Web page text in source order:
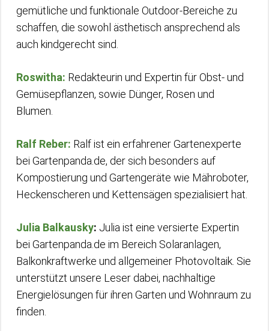
gemütliche und funktionale Outdoor-Bereiche zu
schaffen, die sowohl ästhetisch ansprechend als
auch kindgerecht sind.
Roswitha: Redakteurin und Expertin für Obst- und
Gemüsepflanzen, sowie Dünger, Rosen und
Blumen.
Ralf Reber: Ralf ist ein erfahrener Gartenexperte
bei Gartenpanda.de, der sich besonders auf
Kompostierung und Gartengeräte wie Mähroboter,
Heckenscheren und Kettensägen spezialisiert hat.
Julia Balkausky: Julia ist eine versierte Expertin
bei Gartenpanda.de im Bereich Solaranlagen,
Balkonkraftwerke und allgemeiner Photovoltaik. Sie
unterstützt unsere Leser dabei, nachhaltige
Energielösungen für ihren Garten und Wohnraum zu
finden.